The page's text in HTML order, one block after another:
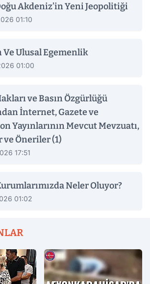
Akdeniz’in Yeni Jeopolitiği
01:10
Ve Ulusal Egemenlik
01:00
ve Basın Özgürlüğü
İnternet, Gazete ve
Yayınlarının Mevcut Mevzuatı,
ve Öneriler (1)
17:51
Neler Oluyor?
01:02